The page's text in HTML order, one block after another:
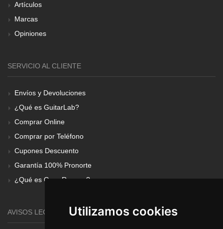
Utilizamos cookies
Artículos
Marcas
Opiniones
SERVICIO AL CLIENTE
Envíos y Devoluciones
¿Qué es GuitarLab?
Comprar Online
Comprar por Teléfono
Cupones Descuento
Garantía 100% Pronorte
¿Qué es Gear Renove?
AVISOS LEGALES